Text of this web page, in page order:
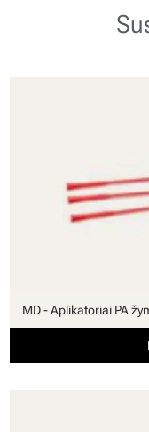
MD - Aplikatoriai PA